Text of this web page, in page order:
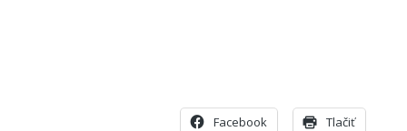
Facebook Tlačiť